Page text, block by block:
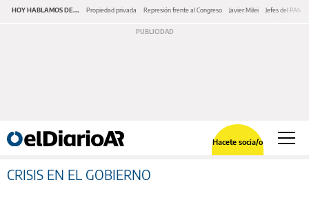
HOY HABLAMOS DE... Propiedad privada Represión frente al Congreso Javier Milei Jefes del PAMI
Hacete socia/o
CRISIS EN EL GOBIERNO